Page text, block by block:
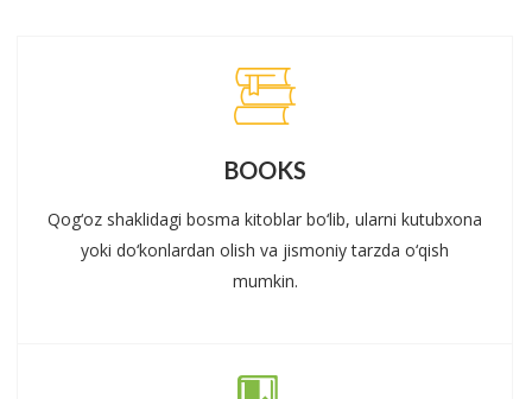
BOOKS
Qog‘oz shaklidagi bosma kitoblar bo‘lib, ularni kutubxona
yoki do‘konlardan olish va jismoniy tarzda o‘qish
mumkin.